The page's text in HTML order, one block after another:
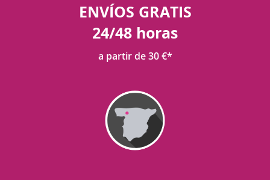
ENVÍOS GRATIS
24/48 horas
a partir de 30 €*